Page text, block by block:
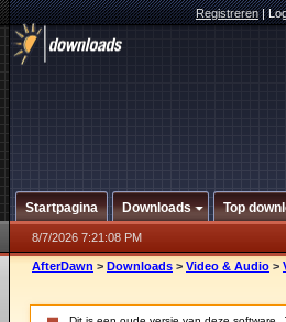
Registreren|
Startpagina Downloads Top
8/7/2026 7:21:08 PM
AfterDawn > Downloads > Video & Audio >